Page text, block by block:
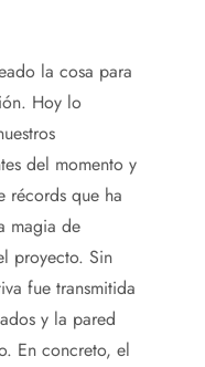
la cosa para
Hoy lo
del momento y
récords que ha
magia de
proyecto. Sin
fue transmitida
y la pared
En concreto, el